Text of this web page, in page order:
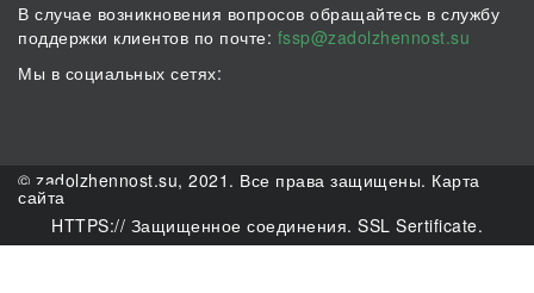
В случае возникновения вопросов обращайтесь в службу
поддержки клиентов по почте: fssp@zadolzhennost.su
Мы в социальных сетях:
© zadolzhennost.su, 2021. Все права защищены. Карта
сайта
HTTPS:// Защищенное соединения. SSL Sertificate.